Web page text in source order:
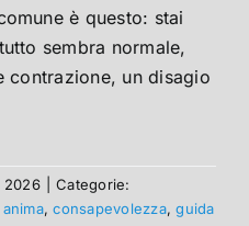
è questo: stai
sembra normale,
contrazione, un disagio
2026
Categorie:
anima,consapevolezza,guida